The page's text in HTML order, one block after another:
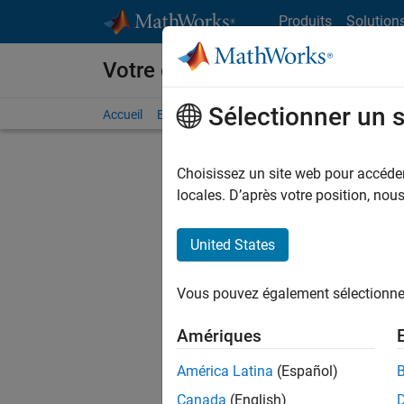
Produits
Votre carrière chez MathWorks
Accueil Explorer nos opportunités Adresses de
FILTRER
d'offre
Les
Sélectionner un
Choisissez un site web pour
locales. D’après votre position,
United States
Vous pouvez également
Amériques
América Latina (Español)
Canada (English)